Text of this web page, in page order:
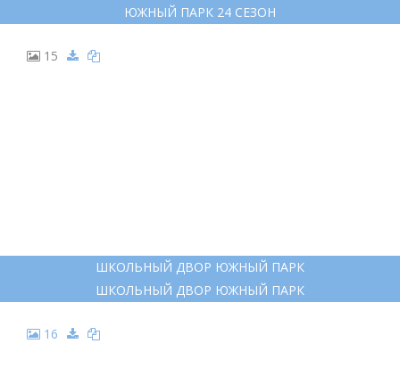
ЮЖНЫЙ ПАРК 24 СЕЗОН
15
ШКОЛЬНЫЙ ДВОР ЮЖНЫЙ ПАРК
ШКОЛЬНЫЙ ДВОР ЮЖНЫЙ ПАРК
16